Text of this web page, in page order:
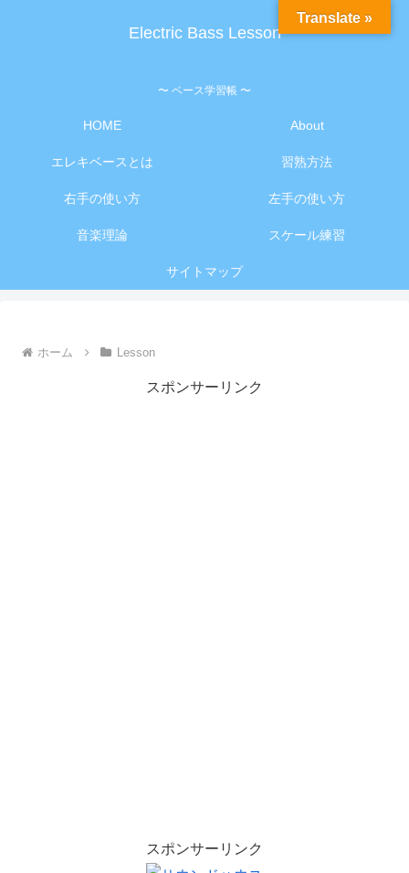
Electric Bass Lesson
〜 ベース学習帳 〜
HOME About
エレキベースとは 習熟方法
右手の使い方 左手の使い方
音楽理論 スケール練習
サイトマップ
ホーム Lesson
スポンサーリンク
スポンサーリンク
Translate »